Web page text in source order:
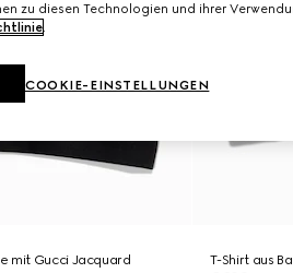
mit Gucci Jacquard
T-Shirt aus
zu diesen Technologien und ihrer
.
COOKIE-EINSTELLUNGEN